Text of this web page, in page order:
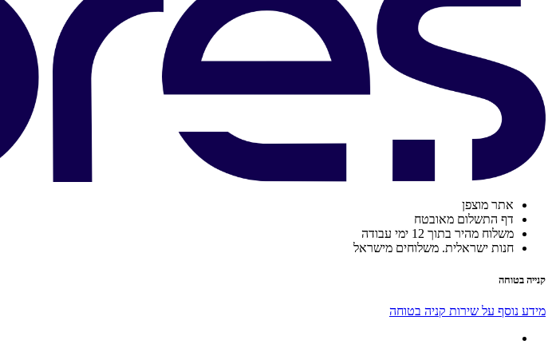
אתר מוצפן
דף התשלום מאובטח
משלוח מהיר בתוך 12 ימי עבודה
חנות ישראלית. משלוחים מישראל
קנייה בטוחה
מידע נוסף על שירות קניה בטוחה